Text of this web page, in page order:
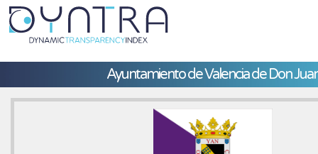
Ayuntamiento de Valencia de Don